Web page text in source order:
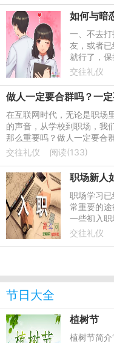
如何与暗
一、不去
友，或者
就行了，
话，可以适
交往礼仪
做人一定要合群吗？一
在互联网时代，无论是职场
的声音，从学校到职场，我
那么重要吗？做人一定要合
交往礼仪
阅读(133)
职场新人
职场学习
常重要的
一些初入
以来阅读一
交往礼仪
节日大全
植树节
植树节简介